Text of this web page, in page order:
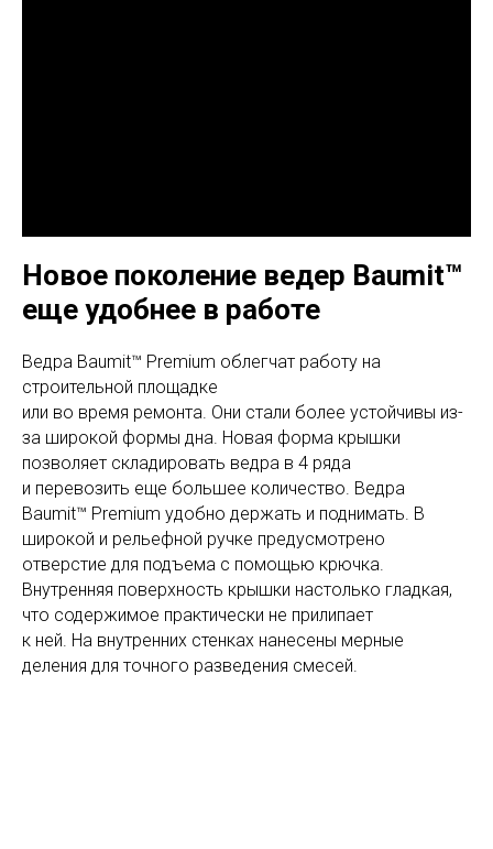
Новое поколение ведер Baumit™
еще удобнее в работе
Ведра Baumit™ Premium облегчат работу на
строительной площадке
или во время ремонта. Они стали более устойчивы из-
за широкой формы дна. Новая форма крышки
позволяет складировать ведра в 4 ряда
и перевозить еще большее количество. Ведра
Baumit™ Premium удобно держать и поднимать. В
широкой и рельефной ручке предусмотрено
отверстие для подъема с помощью крючка.
Внутренняя поверхность крышки настолько гладкая,
что содержимое практически не прилипает
к ней. На внутренних стенках нанесены мерные
деления для точного разведения смесей.